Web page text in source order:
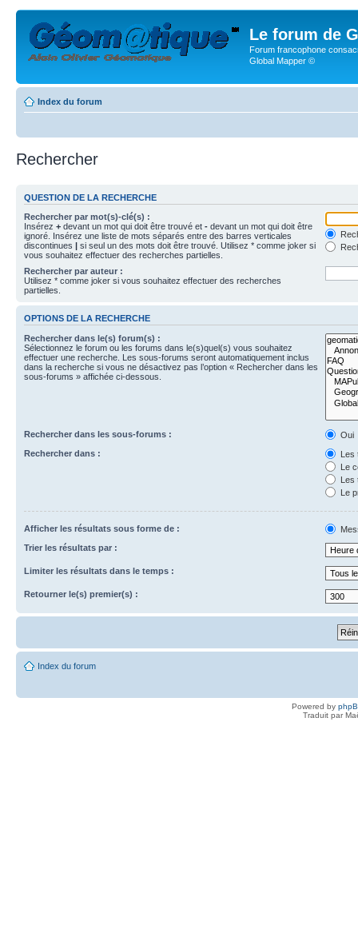
Le forum de
Forum francophone
Global Mapper ©
Index du forum
Rechercher
QUESTION DE LA RECHERCHE
Rechercher par mot(s)-clé(s) :
Insérez + devant un mot qui doit être trouvé et - devant un mot qui doit être
ignoré. Insérez une liste de mots séparés entre des barres verticales
discontinues | si seul un des mots doit être trouvé. Utilisez * comme joker si
vous souhaitez effectuer des recherches partielles.
Rechercher par auteur :
Utilisez * comme joker si vous souhaitez effectuer des recherches
partielles.
OPTIONS DE LA RECHERCHE
Rechercher dans le(s) forum(s) :
Sélectionnez le forum ou les forums dans le(s)quel(s) vous souhaitez
effectuer une recherche. Les sous-forums seront automatiquement inclus
dans la recherche si vous ne désactivez pas l’option « Rechercher dans les
sous-forums » affichée ci-dessous.
Rechercher dans les sous-forums :
Oui
Rechercher dans :
Les
Le
Les
Le
Afficher les résultats sous forme de :
Trier les résultats par :
Limiter les résultats dans le temps :
Retourner le(s) premier(s) :
Index du forum
Powered by
Traduit par